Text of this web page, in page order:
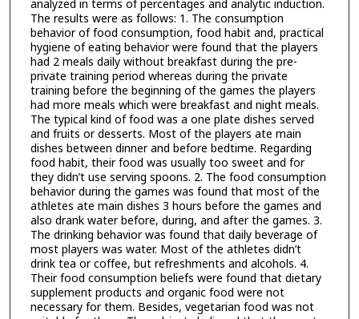
analyzed in terms of percentages and analytic induction.
The results were as follows: 1. The consumption
behavior of food consumption, food habit and, practical
hygiene of eating behavior were found that the players
had 2 meals daily without breakfast during the pre-
private training period whereas during the private
training before the beginning of the games the players
had more meals which were breakfast and night meals.
The typical kind of food was a one plate dishes served
and fruits or desserts. Most of the players ate main
dishes between dinner and before bedtime. Regarding
food habit, their food was usually too sweet and for
they didn’t use serving spoons. 2. The food consumption
behavior during the games was found that most of the
athletes ate main dishes 3 hours before the games and
also drank water before, during, and after the games. 3.
The drinking behavior was found that daily beverage of
most players was water. Most of the athletes didn’t
drink tea or coffee, but refreshments and alcohols. 4.
Their food consumption beliefs were found that dietary
supplement products and organic food were not
necessary for them. Besides, vegetarian food was not